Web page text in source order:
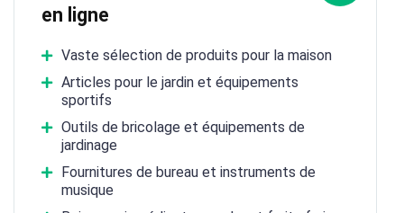
en ligne
Vaste sélection de produits pour la maison
Articles pour le jardin et équipements
sportifs
Outils de bricolage et équipements de
jardinage
Fournitures de bureau et instruments de
musique